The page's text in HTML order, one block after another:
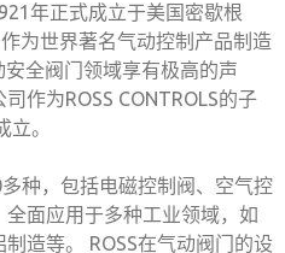
年正式成立于美国密歇根
为世界著名气动控制产品制造
安全阀门领域享有极高的声
作为ROSS CONTROLS的子
。
种，包括电磁控制阀、空气控
面应用于多种工业领域，如
造等。 ROSS在气动阀门的设